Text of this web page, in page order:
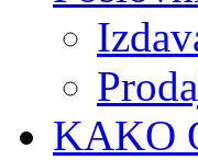
KAKO